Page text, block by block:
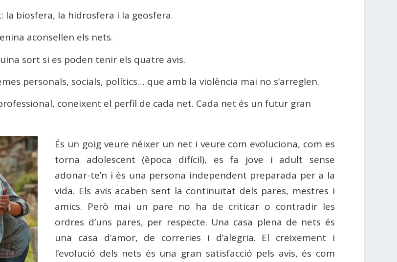
biosfera, la hidrosfera i la geosfera.
aconsellen els nets.
sort si es poden tenir els quatre avis.
personals, socials, polítics… que amb la violència mai no s’arreglen.
coneixent el perfil de cada net. Cada net és un futur gran
És un goig veure néixer un net i veure com evoluciona, com es
torna adolescent (època difícil), es fa jove i adult sense
adonar-te’n i és una persona independent preparada per a la
vida. Els avis acaben sent la continuïtat dels pares, mestres i
amics. Però mai un pare no ha de criticar o contradir les
ordres d’uns pares, per respecte. Una casa plena de nets és
una casa d’amor, de correries i d’alegria. El creixement i
l’evolució dels nets és una gran satisfacció pels avis, és com